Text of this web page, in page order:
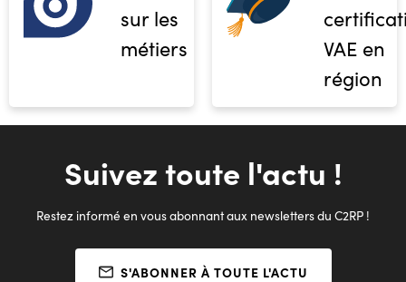
sur les
métiers
VAE en
région
Suivez toute l'actu !
Restez informé en vous abonnant aux newsletters du C2RP !
S'ABONNER À TOUTE L'ACTU